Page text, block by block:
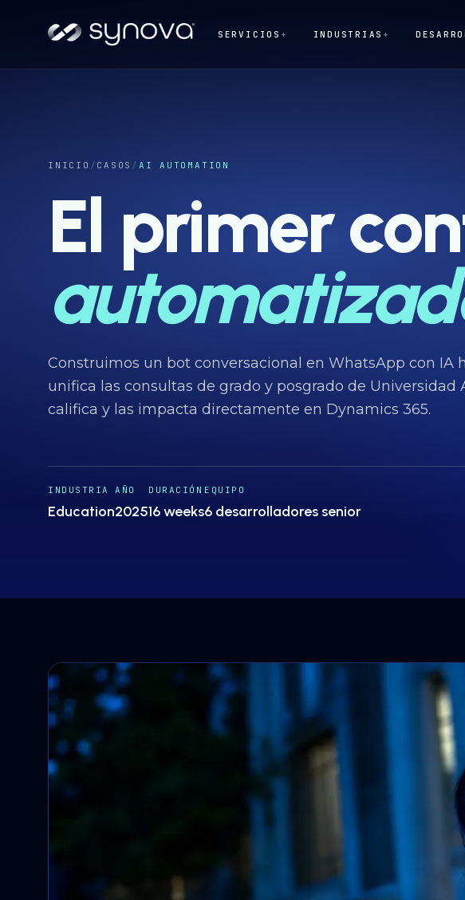
SERVICIOS + INDUSTRIAS +
INICIO / CASOS / AI AUTOMATION
El primer
Construimos un bot conversacional en WhatsApp con IA
unifica las consultas de grado y posgrado de Universidad
califica y las impacta directamente en Dynamics 365.
INDUSTRIA
Education
AÑO
2025
DURACIÓN
16 weeks
EQUIPO
6 desarrolladores senior